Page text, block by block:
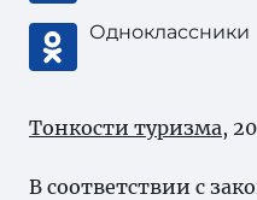
Одноклассники
Тонкости туризма,
В соответствии с